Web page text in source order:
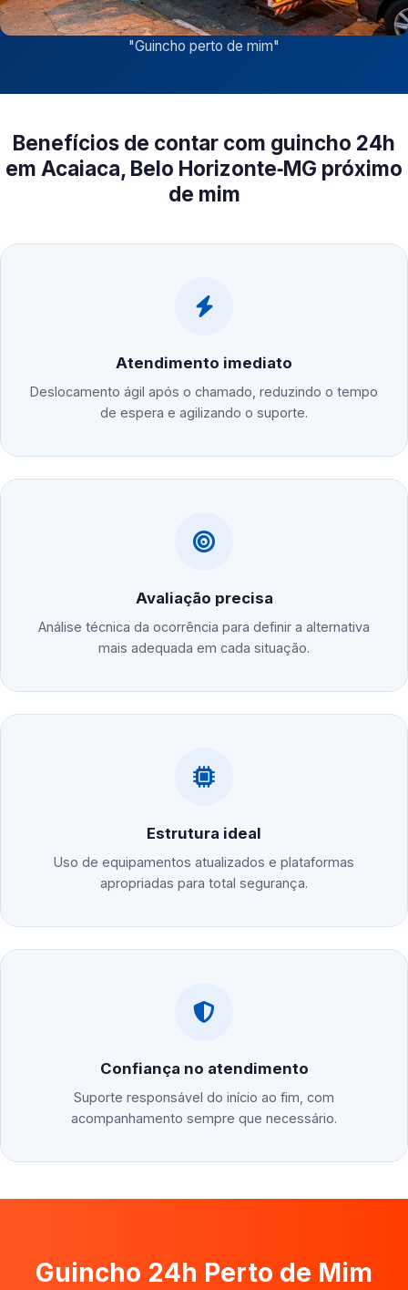
"Guincho perto de mim"
Benefícios de contar com guincho 24h
em Acaiaca, Belo Horizonte‑MG próximo
de mim
Atendimento imediato
Deslocamento ágil após o chamado, reduzindo o tempo
de espera e agilizando o suporte.
Avaliação precisa
Análise técnica da ocorrência para definir a alternativa
mais adequada em cada situação.
Estrutura ideal
Uso de equipamentos atualizados e plataformas
apropriadas para total segurança.
Confiança no atendimento
Suporte responsável do início ao fim, com
acompanhamento sempre que necessário.
Guincho 24h Perto de Mim